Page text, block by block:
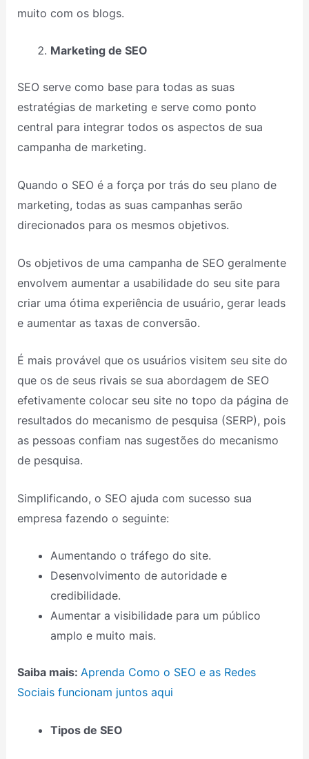
muito com os blogs.
Marketing de SEO
SEO serve como base para todas as suas
estratégias de marketing e serve como ponto
central para integrar todos os aspectos de sua
campanha de marketing.
Quando o SEO é a força por trás do seu plano de
marketing, todas as suas campanhas serão
direcionados para os mesmos objetivos.
Os objetivos de uma campanha de SEO geralmente
envolvem aumentar a usabilidade do seu site para
criar uma ótima experiência de usuário, gerar leads
e aumentar as taxas de conversão.
É mais provável que os usuários visitem seu site do
que os de seus rivais se sua abordagem de SEO
efetivamente colocar seu site no topo da página de
resultados do mecanismo de pesquisa (SERP), pois
as pessoas confiam nas sugestões do mecanismo
de pesquisa.
Simplificando, o SEO ajuda com sucesso sua
empresa fazendo o seguinte:
Aumentando o tráfego do site.
Desenvolvimento de autoridade e
credibilidade.
Aumentar a visibilidade para um público
amplo e muito mais.
Saiba mais: Aprenda Como o SEO e as Redes
Sociais funcionam juntos aqui
Tipos de SEO